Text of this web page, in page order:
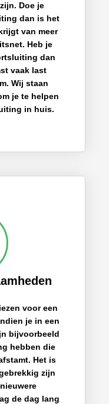
Doe je
dan is het
van meer
Heb je
dan
vaak last
Wij staan
je te helpen
in huis.
voor een
je in een
bijvoorbeeld
hebben die
Het is
zijn
de dag lang